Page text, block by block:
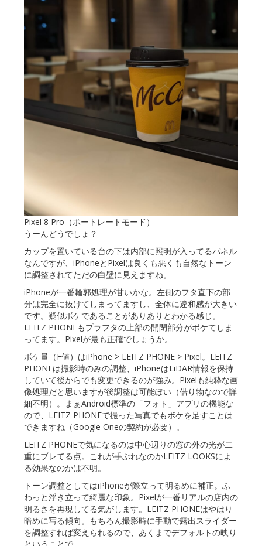
Pixel 8 Pro（ポートレートモード）
うーんどうでしょ？
カップを置いている台の下は内部に照明が入ってるパネル
なんですが、iPhoneとPixelは良くも悪くも自然なトーン
に調整されてただの白壁に見えますね。
iPhoneが一番輪郭処理が甘いかな。左側のフタ直下の部
分は完全に抜けてしまってますし、全体に違和感が大きい
です。疑似ボケであることがありありとわかる感じ。
LEITZ PHONEもプラフタの上部の開閉部分がボケてしま
ってます。Pixelが最も正確でしょうか。
ボケ量（F値）はiPhone > LEITZ PHONE > Pixel。LEITZ
PHONEは撮影時のみの調整、iPhoneはLiDAR情報を保持
していて後からでも変更できるのが強み。Pixelも純粋な画
像処理だと思いますが後調整は可能ぽい（借り物なので詳
細不明）。まぁAndroid標準の「フォト」アプリの機能な
ので、LEITZ PHONEで撮った写真でもボケを足すことは
できますね（Google Oneの契約が必要）。
LEITZ PHONEで気になるのは中心辺りの窓の外の光が二
重にブレてる点。これが手ぶれなのかLEITZ LOOKSによ
る効果なのかは不明。
トーン調整としてはiPhoneが際立って明るめに補正。ふ
わっと浮き立って綺麗な印象。Pixelが一番リアルの店内の
明るさを再現してる気がします。LEITZ PHONEはやはり
暗めに写る傾向。もちろん撮影時に手動で露出スライダー
を調整すれば変えられるので、あくまでデフォルトの映り